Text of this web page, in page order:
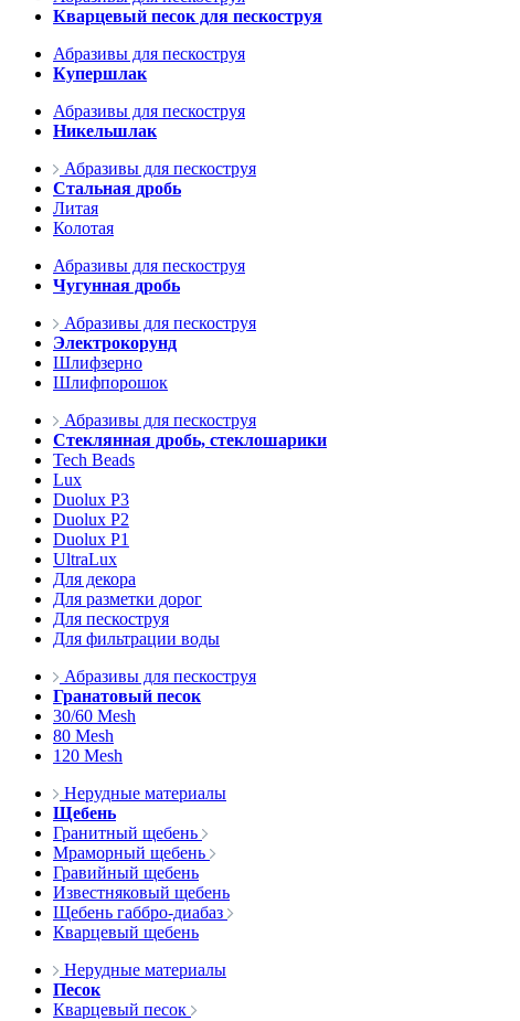
Кварцевый песок для пескоструя
Абразивы для пескоструя
Купершлак
Абразивы для пескоструя
Никельшлак
Абразивы для пескоструя
Стальная дробь
Литая
Колотая
Абразивы для пескоструя
Чугунная дробь
Абразивы для пескоструя
Электрокорунд
Шлифзерно
Шлифпорошок
Абразивы для пескоструя
Стеклянная дробь, стеклошарики
Tech Beads
Lux
Duolux P3
Duolux P2
Duolux P1
UltraLux
Для декора
Для разметки дорог
Для пескоструя
Для фильтрации воды
Абразивы для пескоструя
Гранатовый песок
30/60 Mesh
80 Mesh
120 Mesh
Нерудные материалы
Щебень
Гранитный щебень
Мраморный щебень
Гравийный щебень
Известняковый щебень
Щебень габбро-диабаз
Кварцевый щебень
Нерудные материалы
Песок
Кварцевый песок